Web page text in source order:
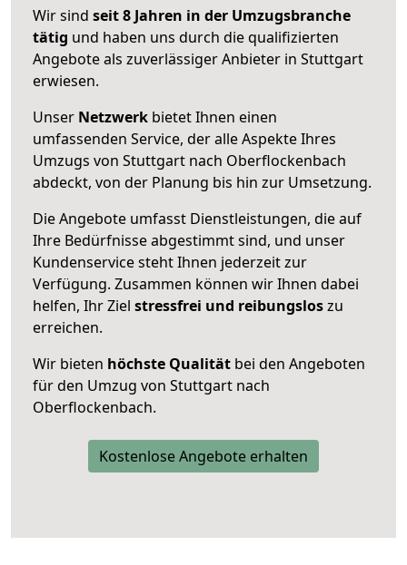
Wir sind seit 8 Jahren in der Umzugsbranche
tätig und haben uns durch die qualifizierten
Angebote als zuverlässiger Anbieter in Stuttgart
erwiesen.
Unser Netzwerk bietet Ihnen einen
umfassenden Service, der alle Aspekte Ihres
Umzugs von Stuttgart nach Oberflockenbach
abdeckt, von der Planung bis hin zur Umsetzung.
Die Angebote umfasst Dienstleistungen, die auf
Ihre Bedürfnisse abgestimmt sind, und unser
Kundenservice steht Ihnen jederzeit zur
Verfügung. Zusammen können wir Ihnen dabei
helfen, Ihr Ziel stressfrei und reibungsloszu
erreichen.
Wir bieten höchste Qualität bei den Angeboten
für den Umzug von Stuttgart nach
Oberflockenbach.
Kostenlose Angebote erhalten